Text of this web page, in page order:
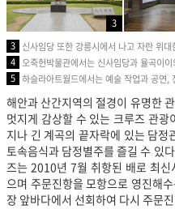
3
3 신사임당 또한 강릉시에서 나고 자란 위
4 오죽헌박물관에서는 신사임당과 율곡이
5 하슬라아트월드에서는 예술 작업과 공연,
해안과 산간지역의 절경이 유명한
멋지게 감상할 수 있는 크루즈 관
지나 긴 계곡의 끝자락에 있는 담정
토속음식과 담정별주를 즐길 수 있
즈는 2010년 7월 취항된 배로 최
으며 주문진항을 모항으로 영진해
장 앞바다에서 선회하여 다시 주문